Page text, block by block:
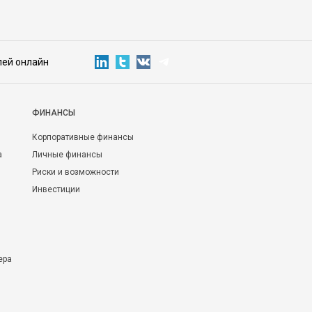
онлайн
ФИНАНСЫ
Корпоративные финансы
Личные финансы
Риски и возможности
Инвестиции